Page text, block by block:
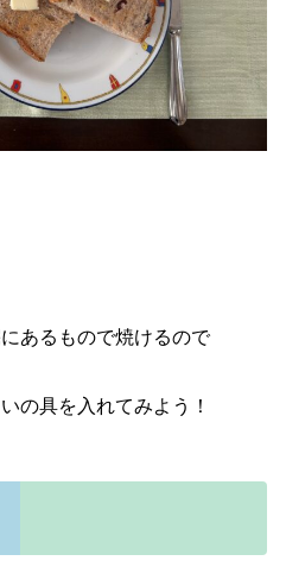
あるもので焼けるので
の具を入れてみよう！